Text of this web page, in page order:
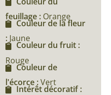
feuillage : Orange
Couleur de la fleur
: Jaune
Couleur du fruit :
Rouge
Couleur de
l'écorce :Vert
Intérêt décoratif :